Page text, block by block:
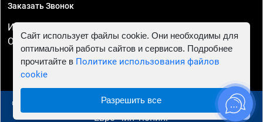
Заказать Звонок
ИП Смирнов Георгий Павлович. ИНН 781302555843,
ОГРНИП 324470400032610
© 2010 - 2026 Чип тюнинг в Москве и МО - Автосервис
"Евро Чип Тюнинг"
Сайт использует файлы cookie. Они необходимы для
оптимальной работы сайтов и сервисов. Подробнее
прочитайте в Политике использования файлов
cookie
Разрешить все